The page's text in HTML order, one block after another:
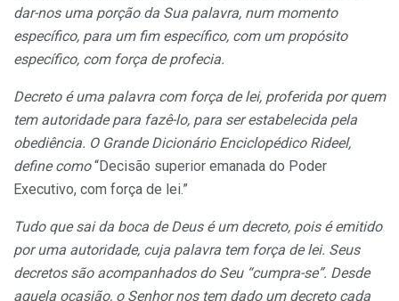
dar-nos uma porção da Sua palavra, num momento
específico, para um fim específico, com um propósito
específico, com força de profecia.
Decreto é uma palavra com força de lei, proferida por quem
tem autoridade para fazê-lo, para ser estabelecida pela
obediência. O Grande Dicionário Enciclopédico Rideel,
define como “Decisão superior emanada do Poder
Executivo, com força de lei.”
Tudo que sai da boca de Deus é um decreto, pois é emitido
por uma autoridade, cuja palavra tem força de lei. Seus
decretos são acompanhados do Seu “cumpra-se”. Desde
aquela ocasião, o Senhor nos tem dado um decreto cada